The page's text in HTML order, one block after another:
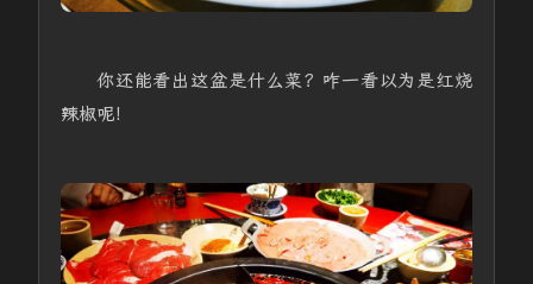
你还能看出这盆是什么菜？咋一看以为是红烧
辣椒呢！